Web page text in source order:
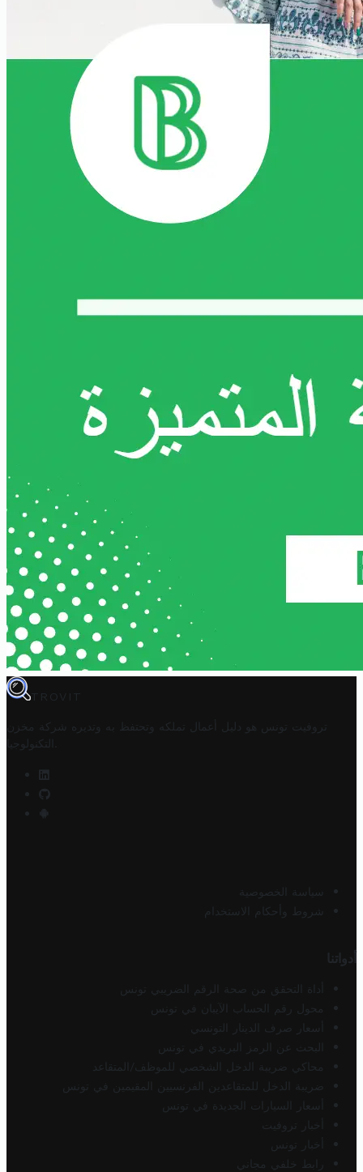
TROVIT
تروفيت تونس هو دليل أعمال تملكه وتحتفظ به وتديره
شركة مخزن
التكنولوجيا
سياسة الخصوصية
شروط وأحكام الاستخدام
أدواتنا
أداة التحقق من صحة الرقم الضريبي تونس
محول رقم الحساب الآيبان في تونس
أسعار صرف الدينار التونسي
البحث عن الرمز البريدي في تونس
محاكي ضريبة الدخل الشخصي للموظف/المتقاعد
ضريبة الدخل للمتقاعدين الفرنسيين المقيمين في تونس
أسعار السيارات الجديدة في تونس
أخبار تروفيت
أخبار تونس
رابط خلفي مجاني